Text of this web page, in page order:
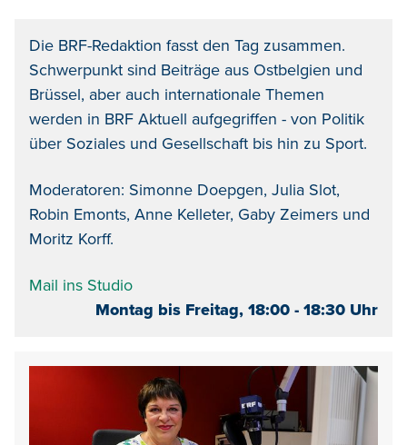
Die BRF-Redaktion fasst den Tag zusammen.
Schwerpunkt sind Beiträge aus Ostbelgien und
Brüssel, aber auch internationale Themen
werden in BRF Aktuell aufgegriffen - von Politik
über Soziales und Gesellschaft bis hin zu Sport.
Moderatoren: Simonne Doepgen, Julia Slot,
Robin Emonts, Anne Kelleter, Gaby Zeimers und
Moritz Korff.
Mail ins Studio
Montag bis Freitag, 18:00 - 18:30 Uhr